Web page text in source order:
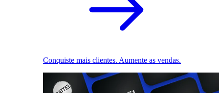
Conquiste mais clientes. Aumente as vendas.